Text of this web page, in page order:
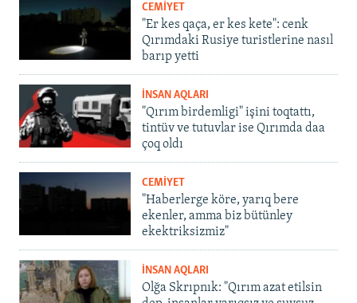
CEMİYET
"Er kes qaça, er kes kete": cenk
Qırımdaki Rusiye turistlerine nasıl
barıp yetti
İNSAN AQLARI
"Qırım birdemligi" işini toqtattı,
tintüv ve tutuvlar ise Qırımda daa
çoq oldı
CEMİYET
"Haberlerge köre, yarıq bere
ekenler, amma biz bütünley
ekektriksizmiz"
İNSAN AQLARI
Olğa Skrıpnık: "Qırım azat etilsin